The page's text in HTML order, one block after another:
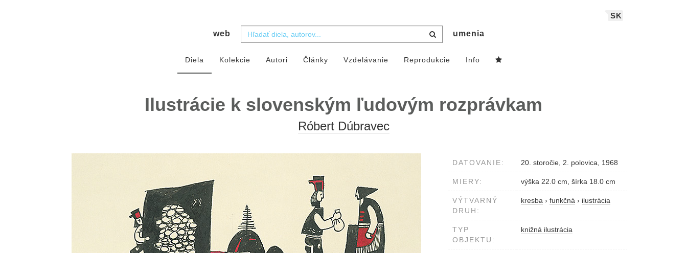
SK
web umenia
Diela Kolekcie Autori Články Vzdelávanie Reprodukcie Info
Ilustrácie k slovenským ľudovým rozprávkam
Róbert Dúbravec
DATOVANIE: 20. storočie, 2. polovica, 1968
MIERY: výška 22.0 cm, šírka 18.0 cm
VÝTVARNÝ
DRUH:
kresba › funkčná › ilustrácia
TYP
OBJEKTU:
knižná ilustrácia